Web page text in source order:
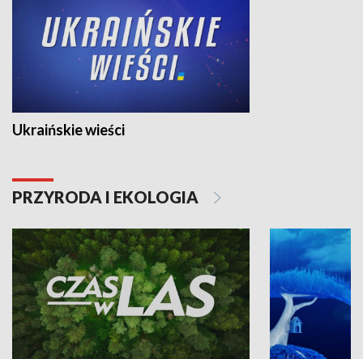
Ukraińskie wieści
PRZYRODA I EKOLOGIA